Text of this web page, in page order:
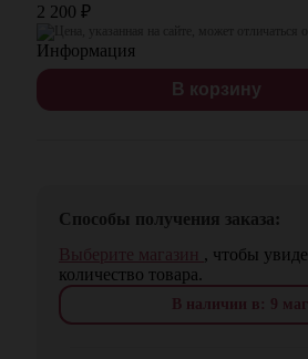
2 200 ₽
В корзину
Способы получения заказа:
Выберите магазин , чтобы
количество товара.
В наличии в: 9